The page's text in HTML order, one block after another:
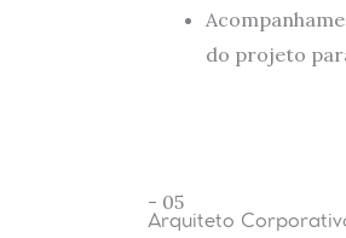
do projeto
- 05
Arquiteto